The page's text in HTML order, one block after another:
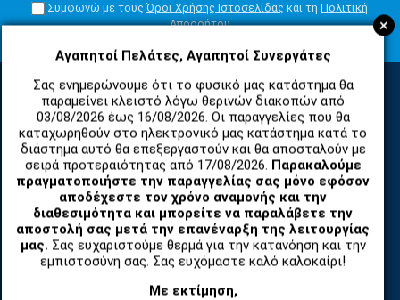
+
Αγαπητοί Πελάτες, Αγαπητοί Συνεργάτες
Σας ενημερώνουμε ότι το φυσικό μας κατάστημα θα
παραμείνει κλειστό λόγω θερινών διακοπών από
03/08/2026 έως 16/08/2026. Οι παραγγελίες που θα
καταχωρηθούν στο ηλεκτρονικό μας κατάστημα κατά το
διάστημα αυτό θα επεξεργαστούν και θα αποσταλούν με
σειρά προτεραιότητας από 17/08/2026. Παρακαλούμε
πραγματοποιήστε την παραγγελίας σας μόνο εφόσον
αποδέχεστε τον χρόνο αναμονής και την
διαθεσιμότητα και μπορείτε να παραλάβετε την
αποστολή σας μετά την επανέναρξη της λειτουργίας
μας. Σας ευχαριστούμε θερμά για την κατανόηση και την
εμπιστοσύνη σας. Σας ευχόμαστε καλό καλοκαίρι!
Με εκτίμηση,
Συμφωνώ με τους Όροι Χρήσης Ιστοσελίδας και τη Πολιτική
Απορρήτου
ΚΑΤΗΓΟΡΙΕΣ
ΑΝΤΑΛΛΑΚΤΙΚΑ ΚΑΙ ΑΞΕΣΟΥΑΡ ΚΙΝΗΤΩΝ ΤΗΛΕΦΩΝΩΝ
TABLET
ΤΗΛΕΠΙΚΟΙΝΩΝΙΕΣ, ΑΣΥΡΜΑΤΑ, FCT